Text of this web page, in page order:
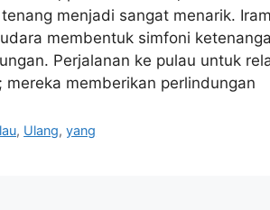
menjadi sangat menarik.
membentuk simfoni
Perjalanan ke pulau untuk
memberikan perlindungan
, Ulang,yang